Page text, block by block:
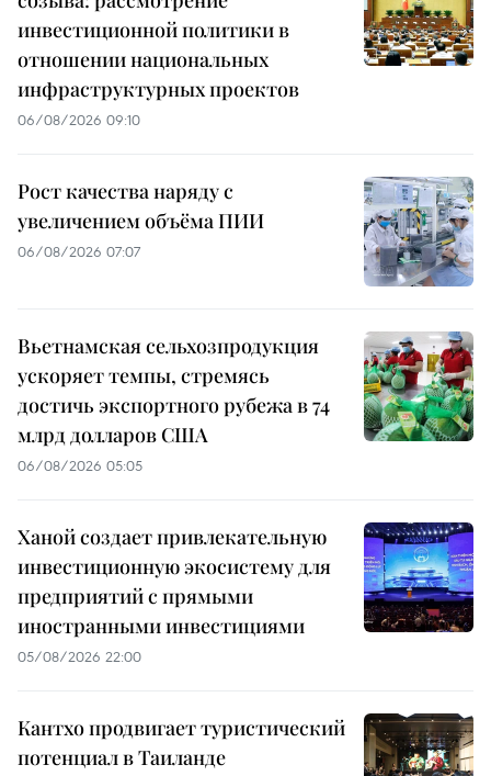
инвестиционной политики в
отношении национальных
инфраструктурных проектов
06/08/2026 09:10
Рост качества наряду с
увеличением объёма ПИИ
06/08/2026 07:07
Вьетнамская сельхозпродукция
ускоряет темпы, стремясь
достичь экспортного рубежа в 74
млрд долларов США
06/08/2026 05:05
Ханой создает привлекательную
инвестиционную экосистему для
предприятий с прямыми
иностранными инвестициями
05/08/2026 22:00
Кантхо продвигает туристический
потенциал в Таиланде